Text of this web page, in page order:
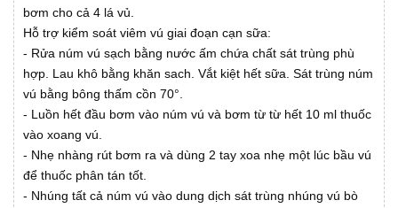
bơm cho cả 4 lá vủ.
Hỗ trợ kiểm soát viêm vú giai đoạn cạn sữa:
- Rửa núm vú sạch bằng nước ấm chứa chất sát trùng phù
hợp. Lau khô bằng khăn sach. Vắt kiệt hết sữa. Sát trùng núm
vú bằng bông thấm cồn 70°.
- Luồn hết đầu bơm vào núm vú và bơm từ từ hết 10 ml thuốc
vào xoang vú.
- Nhẹ nhàng rút bơm ra và dùng 2 tay xoa nhẹ một lúc bầu vú
để thuốc phân tán tốt.
- Nhúng tất cả núm vú vào dung dịch sát trùng nhúng vú bò